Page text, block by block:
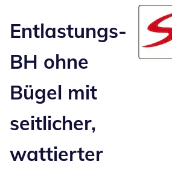
Entlastungs-
BH ohne
Bügel mit
seitlicher,
wattierter